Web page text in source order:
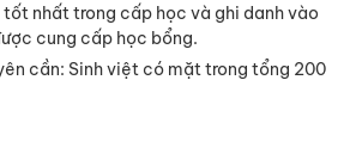
nhất trong cấp học và ghi danh vào
cung cấp học bổng.
cần: Sinh việt có mặt trong tổng 200